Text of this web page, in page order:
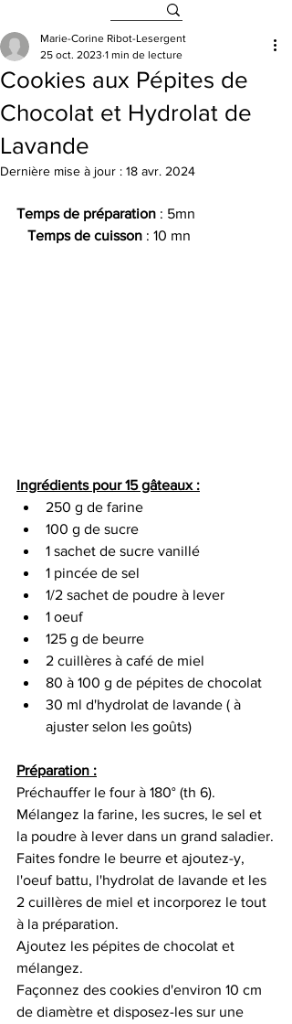
Cookies aux Pépites de
Chocolat et Hydrolat de
Lavande
Marie-Corine Ribot-Lesergent
25 oct. 2023 1 min de lecture
Dernière mise à jour : 18 avr. 2024
Temps de préparation : 5mn
Temps de cuisson : 10 mn
Ingrédients pour 15 gâteaux :
250 g de farine
100 g de sucre
1 sachet de sucre vanillé
1 pincée de sel
1/2 sachet de poudre à lever
1 oeuf
125 g de beurre
2 cuillères à café de miel
80 à 100 g de pépites de chocolat
30 ml d'hydrolat de lavande ( à
ajuster selon les goûts)
Préparation :
Préchauffer le four à 180° (th 6).
Mélangez la farine, les sucres, le sel et
la poudre à lever dans un grand saladier.
Faites fondre le beurre et ajoutez-y,
l'oeuf battu, l'hydrolat de lavande et les
2 cuillères de miel et incorporez le tout
à la préparation.
Ajoutez les pépites de chocolat et
mélangez.
Façonnez des cookies d'environ 10 cm
de diamètre et disposez-les sur une